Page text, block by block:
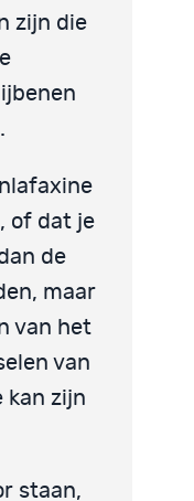
zijn die
of dat je
de
maar
van het
van
kan zijn
staan,